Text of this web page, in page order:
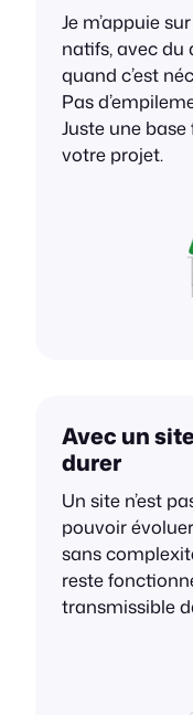
Je m’appuie
natifs, avec du
quand c’est
Pas
Juste une
votre projet.
Avec un
durer
Un site n’est
pouvoir
sans
reste
transmissible